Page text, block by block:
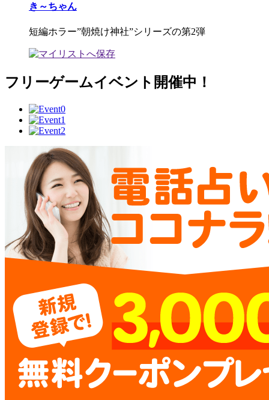
き～ちゃん
短編ホラー”朝焼け神社”シリーズの第2弾
フリーゲームイベント開催中！